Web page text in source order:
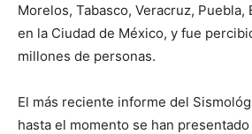
Morelos, Tabasco, Veracruz, Puebla,
en la Ciudad de México, y fue
millones de personas.
El más reciente informe del
hasta el momento se han